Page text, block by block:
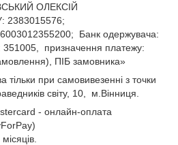
ОЛЕКСІЙ
Банк одержувача:
призначення платежу:
ПІБ замовника»
тільки при самовивезенні з точки
світу, 10, м.Вінниця.
- онлайн-оплата